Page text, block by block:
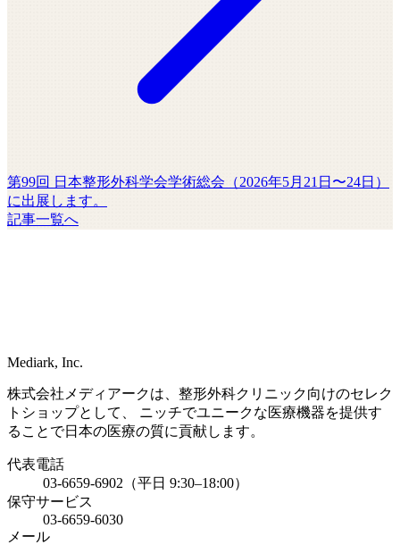
第99回 日本整形外科学会学術総会（2026年5月21日〜24日）
に出展します。
記事一覧へ
Mediark, Inc.
株式会社メディアークは、整形外科クリニック向けのセレク
トショップとして、 ニッチでユニークな医療機器を提供す
ることで日本の医療の質に貢献します。
代表電話
03-6659-6902（平日 9:30–18:00）
保守サービス
03-6659-6030
メール